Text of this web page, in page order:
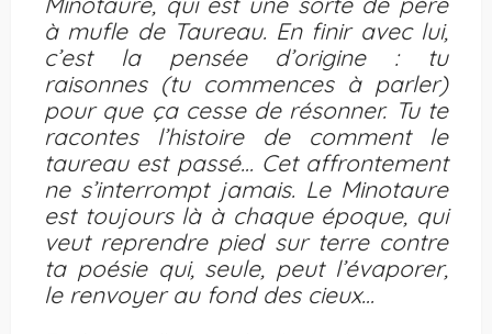
à mufle de Taureau. En finir avec lui,
c’est la pensée d’origine : tu
raisonnes (tu commences à parler)
pour que ça cesse de résonner. Tu te
racontes l’histoire de comment le
taureau est passé… Cet affrontement
ne s’interrompt jamais. Le Minotaure
est toujours là à chaque époque, qui
veut reprendre pied sur terre contre
ta poésie qui, seule, peut l’évaporer,
le renvoyer au fond des cieux…